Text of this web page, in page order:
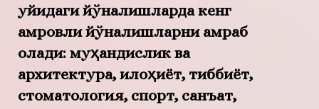
қуйидаги йўналишларда кенг
қамровли йўналишларни қамраб
олади: муҳандислик ва
архитектура, илоҳиёт, тиббиёт,
стоматология, спорт, санъат,